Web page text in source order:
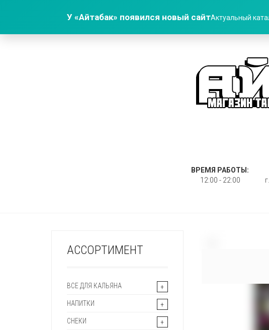
У «Айтабак» появился новый сайтАктуальный
ВРЕМЯ РАБОТЫ:
12:00 - 22:00
АССОРТИМЕНТ
ВСЕ ДЛЯ КАЛЬЯНА
НАПИТКИ
СНЕКИ